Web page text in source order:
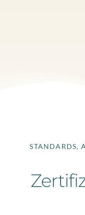
STANDARDS,